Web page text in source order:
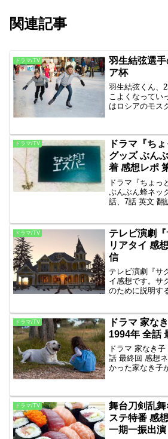
関連記事
ドラマ/TV
羽生結弦選
ア杯
羽生結弦くん、
こよくなってい
はロシアのモス
ですが、先に走
台なのに対し...
ドラマ/TV
ドラマ『ち
グッズ ぶん
ドラマ『ちょっ
ぶんぶん蜂ネッ
話、7話 英文 翻
スが到着しまし
らの続きで、6...
ドラマ/TV
テレビ演劇
リアタイ 感
信
テレビ演劇『サ
イ感想です。サ
のために説明す
た若者たちが都
ームシェアして
ドラマ/TV
ドラマ 家な
1994年 全話
ドラマ 家なき
話 最終回 感想
かった家なき子
ですね。家なき
食べ...
ドラマ/TV
舞台刀剣乱
ステ特番 感
一期一振出演